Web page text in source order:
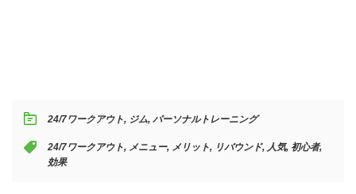
24/7ワークアウト, ジム, パーソナルトレーニング
24/7ワークアウト, メニュー, メリット, リバウンド, 人気, 初心者,
効果